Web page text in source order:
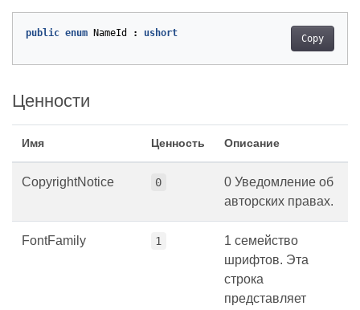
Copy
public enum NameId : ushort
Ценности
Имя Ценность Описание
CopyrightNotice 0
0 Уведомление об
авторских правах.
FontFamily 1
1 семейство
шрифтов. Эта
строка
представляет